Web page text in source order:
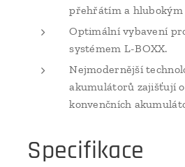
přehřátím a
Optimální vybavení
systémem L-BOXX.
Nejmodernější
akumulátorů zajišťují
konvenčních
Specifikace